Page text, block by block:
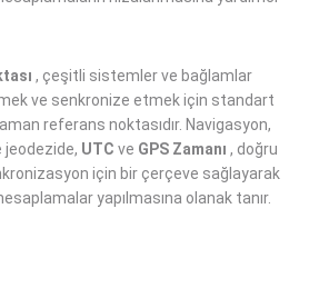
, çeşitli sistemler ve bağlamlar
ve senkronize etmek için standart
referans noktasıdır. Navigasyon,
jeodezide, UTC ve GPS Zamanı , doğru
için bir çerçeve sağlayarak
yapılmasına olanak tanır.